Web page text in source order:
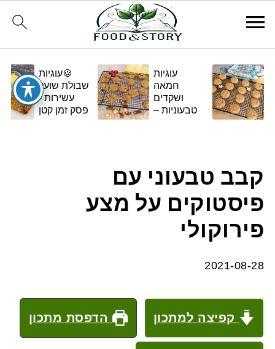
עוגיות
חמאה
ושקדים
טבעוניות –
🍪עוגיות
שבולת שועל
עשירות -
פסק זמן קטן
קבב טבעוני עם
פיסטוקים על מצע
פירוקולי
2021-08-28
קפיצה למתכון הדפסת מתכון